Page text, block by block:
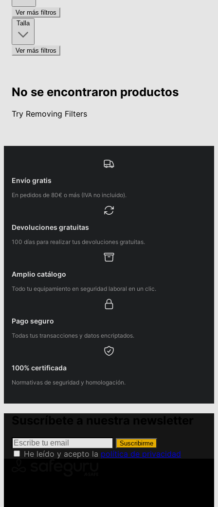
Ver más filtros
Talla
Ver más filtros
No se encontraron productos
Try Removing Filters
Envío gratis
En pedidos de 80€ o más (IVA no incluido).
Devoluciones gratuitas
100 días para realizar tus devoluciones gratuitas.
Amplio catálogo
Todo tu equipamiento en seguridad laboral en un clic.
Pago seguro
Todas tus transacciones y datos encriptados.
100% certificada
Normativas de seguridad y homologación.
Suscribirme
He leído y acepto la política de privacidad